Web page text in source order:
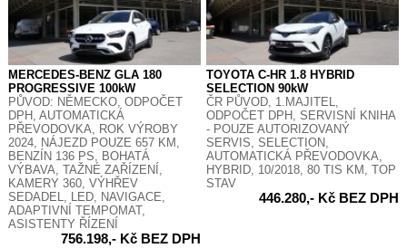
MERCEDES-BENZ GLA 180
PROGRESSIVE 100kW
PŮVOD: NĚMECKO, ODPOČET
DPH, AUTOMATICKÁ
PŘEVODOVKA, ROK VÝROBY
2024, NÁJEZD POUZE 657 KM,
BENZÍN 136 PS, BOHATÁ
VÝBAVA, TAŽNÉ ZAŘÍZENÍ,
KAMERY 360, VÝHŘEV
SEDADEL, LED, NAVIGACE,
ADAPTIVNÍ TEMPOMAT,
ASISTENTY ŘÍZENÍ
756.198,- Kč BEZ DPH
TOYOTA C-HR 1.8 HYBRID
SELECTION 90kW
ČR PŮVOD, 1.MAJITEL,
ODPOČET DPH, SERVISNÍ KNIHA
- POUZE AUTORIZOVANÝ
SERVIS, SELECTION,
AUTOMATICKÁ PŘEVODOVKA,
HYBRID, 10/2018, 80 TIS KM, TOP
STAV
446.280,- Kč BEZ DPH